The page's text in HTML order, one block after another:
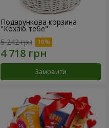
Подарункова корзина
"Кохаю тебе"
5 242 грн
Замовити